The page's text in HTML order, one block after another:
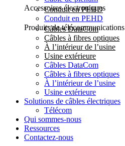
Accessoires électroniques
Conduit en PEHD
Conduit en PEHD
Produits de télécommunications
Câbles DataCom
Câbles à fibres optiques
À l’intérieur de l’usine
Usine extérieure
Câbles DataCom
Câbles à fibres optiques
À l’intérieur de l’usine
Usine extérieure
Solutions de câbles électriques
Télécom
Qui sommes-nous
Ressources
Contactez-nous